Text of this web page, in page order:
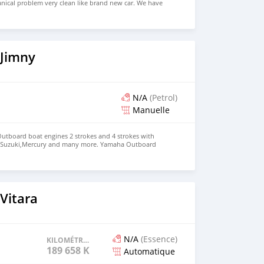
problem very clean like brand new car. We have
USD WHATSAPP NUMBER: +13172236827 CONTACT
N/A (Petrol)
Manuelle
boat engines 2 strokes and 4 strokes with
and many more. Yamaha Outboard
Outboard Engine 200hp : $3,000 Suzuki Outboard
Outboard Engines:
Suzuki Outboard Engines:
KILOMÉTRAGE
189 658 KM
N/A (Essence)
Automatique